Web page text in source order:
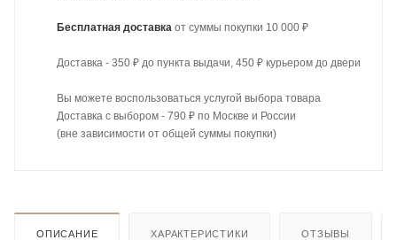
Бесплатная доставка от суммы покупки 10 000 ₽
Доставка - 350 ₽ до пункта выдачи, 450 ₽ курьером до двери
Вы можете воспользоваться услугой выбора товара
Доставка с выбором - 790 ₽ по Москве и России
(вне зависимости от общей суммы покупки)
ОПИСАНИЕ ХАРАКТЕРИСТИКИ ОТЗЫВЫ